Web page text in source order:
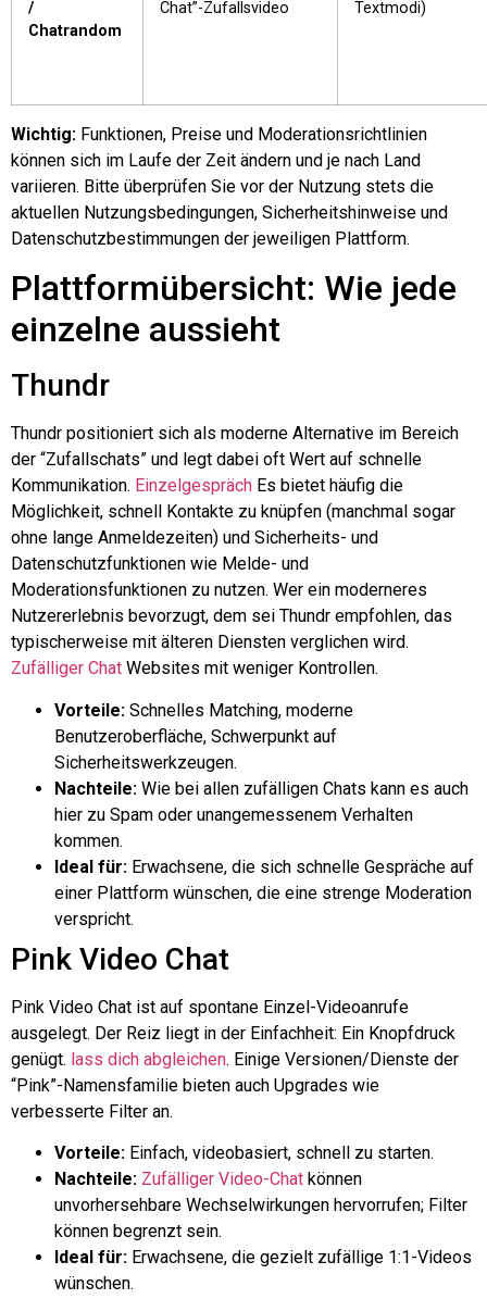
/
Chatrandom
Chat”-Zufallsvideo Textmodi)
Wichtig: Funktionen, Preise und Moderationsrichtlinien
können sich im Laufe der Zeit ändern und je nach Land
variieren. Bitte überprüfen Sie vor der Nutzung stets die
aktuellen Nutzungsbedingungen, Sicherheitshinweise und
Datenschutzbestimmungen der jeweiligen Plattform.
Plattformübersicht: Wie jede
einzelne aussieht
Thundr
Thundr positioniert sich als moderne Alternative im Bereich
der “Zufallschats” und legt dabei oft Wert auf schnelle
Kommunikation. Einzelgespräch Es bietet häufig die
Möglichkeit, schnell Kontakte zu knüpfen (manchmal sogar
ohne lange Anmeldezeiten) und Sicherheits- und
Datenschutzfunktionen wie Melde- und
Moderationsfunktionen zu nutzen. Wer ein moderneres
Nutzererlebnis bevorzugt, dem sei Thundr empfohlen, das
typischerweise mit älteren Diensten verglichen wird.
Zufälliger Chat Websites mit weniger Kontrollen.
Vorteile: Schnelles Matching, moderne
Benutzeroberfläche, Schwerpunkt auf
Sicherheitswerkzeugen.
Nachteile: Wie bei allen zufälligen Chats kann es auch
hier zu Spam oder unangemessenem Verhalten
kommen.
Ideal für: Erwachsene, die sich schnelle Gespräche auf
einer Plattform wünschen, die eine strenge Moderation
verspricht.
Pink Video Chat
Pink Video Chat ist auf spontane Einzel-Videoanrufe
ausgelegt. Der Reiz liegt in der Einfachheit: Ein Knopfdruck
genügt. lass dich abgleichen. Einige Versionen/Dienste der
“Pink”-Namensfamilie bieten auch Upgrades wie
verbesserte Filter an.
Vorteile: Einfach, videobasiert, schnell zu starten.
Nachteile: Zufälliger Video-Chat können
unvorhersehbare Wechselwirkungen hervorrufen; Filter
können begrenzt sein.
Ideal für: Erwachsene, die gezielt zufällige 1:1-Videos
wünschen.